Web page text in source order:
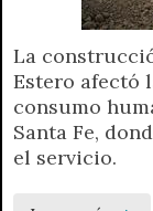
La
Estero afectó
consumo
Santa Fe,
el servicio.